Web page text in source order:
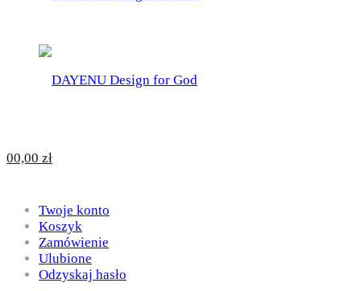
for
God
DAYENU
Design
00,00 zł
Twoje konto
Koszyk
Zamówienie
Ulubione
Odzyskaj hasło